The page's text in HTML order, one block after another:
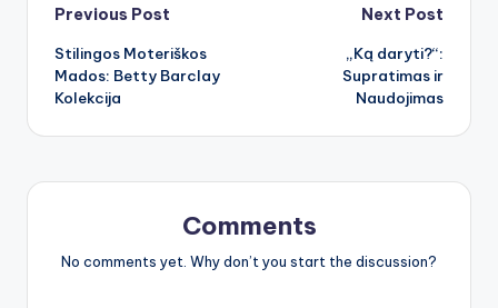
Post
navigation
Previous Post
Stilingos Moteriškos
Mados: Betty Barclay
Kolekcija
Next Post
„Ką daryti?“:
Supratimas ir
Naudojimas
Comments
No comments yet. Why don’t you start the discussion?